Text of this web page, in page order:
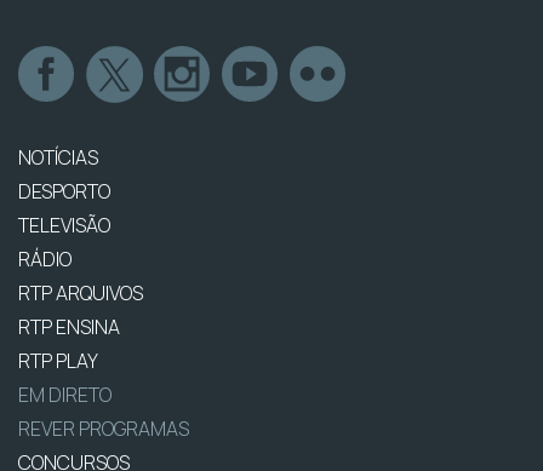
NOTÍCIAS
DESPORTO
TELEVISÃO
RÁDIO
RTP ARQUIVOS
RTP ENSINA
RTP PLAY
EM DIRETO
REVER PROGRAMAS
CONCURSOS